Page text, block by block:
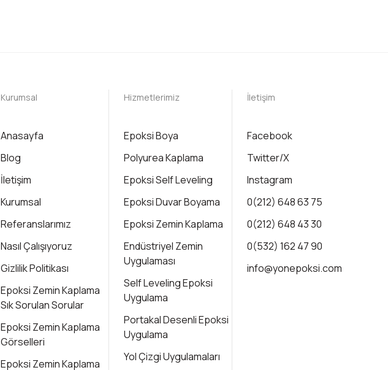
Kurumsal
Anasayfa
Blog
İletişim
Kurumsal
Referanslarımız
Nasıl Çalışıyoruz
Gizlilik Politikası
Epoksi Zemin Kaplama
Sık Sorulan Sorular
Epoksi Zemin Kaplama
Görselleri
Epoksi Zemin Kaplama
Hizmetlerimiz
Epoksi Boya
Polyurea Kaplama
Epoksi Self Leveling
Epoksi Duvar Boyama
Epoksi Zemin Kaplama
Endüstriyel Zemin
Uygulaması
Self Leveling Epoksi
Uygulama
Portakal Desenli Epoksi
Uygulama
Yol Çizgi Uygulamaları
İletişim
Facebook
Twitter/X
Instagram
0(212) 648 63 75
0(212) 648 43 30
0(532) 162 47 90
info@yonepoksi.com